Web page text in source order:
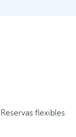
Reservas flexibles